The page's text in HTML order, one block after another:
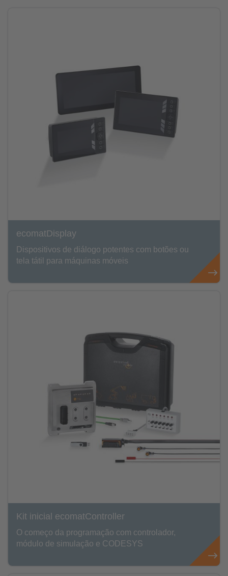
ecomatDisplay
Dispositivos de diálogo potentes com botões ou
tela tátil para máquinas móveis
Kit inicial ecomatController
O começo da programação com controlador,
módulo de simulação e CODESYS